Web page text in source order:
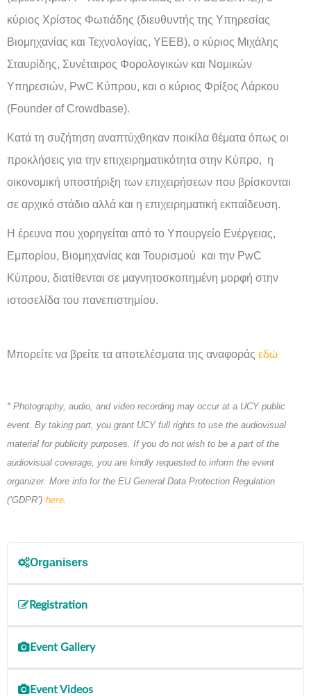
κύριος Χρίστος Φωτιάδης (διευθυντής της Υπηρεσίας
Βιομηχανίας και Τεχνολογίας, ΥΕΕΒ), ο κύριος Μιχάλης
Σταυρίδης, Συνέταιρος Φορολογικών και Νομικών
Υπηρεσιών, PwC Kύπρου, και ο κύριος Φρίξος Λάρκου
(Founder of Crowdbase).
Κατά τη συζήτηση αναπτύχθηκαν ποικίλα θέματα όπως οι
προκλήσεις για την επιχειρηματικότητα στην Κύπρο, η
οικονομική υποστήριξη των επιχειρήσεων που βρίσκονται
σε αρχικό στάδιο αλλά και η επιχειρηματική εκπαίδευση.
Η έρευνα που χορηγείται από το Υπουργείο Ενέργειας,
Εμπορίου, Βιομηχανίας και Τουρισμού και την PwC
Κύπρου, διατίθενται σε μαγνητοσκοπημένη μορφή στην
ιστοσελίδα του πανεπιστημίου.
Μπορείτε να βρείτε τα αποτελέσματα της αναφοράς εδώ
* Photography, audio, and video recording may occur at a UCY public
event. By taking part, you grant UCY full rights to use the audiovisual
material for publicity purposes. If you do not wish to be a part of the
audiovisual coverage, you are kindly requested to inform the event
organizer. More info for the EU General Data Protection Regulation
(‘GDPR’) here.
Organisers
Κέντρο Επιχειρηματικότητας(ΚΕΠ), Πανεπιστημίου
Registration
Coming Soon
Event Gallery
Event Videos